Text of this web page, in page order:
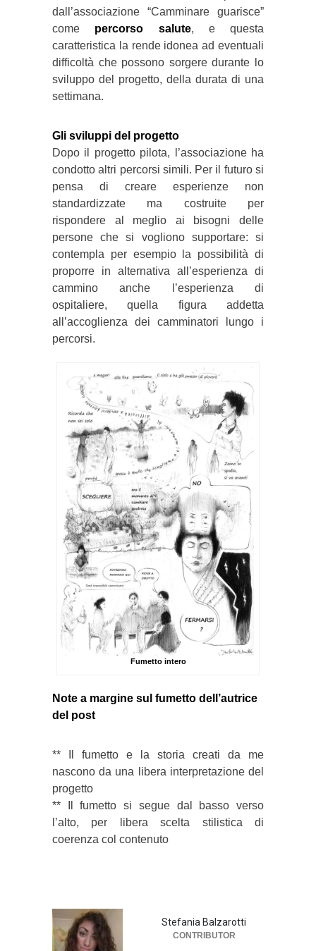
dall’associazione “Camminare guarisce”
come percorso salute, e questa
caratteristica la rende idonea ad eventuali
difficoltà che possono sorgere durante lo
sviluppo del progetto, della durata di una
settimana.
Gli sviluppi del progetto
Dopo il progetto pilota, l’associazione ha
condotto altri percorsi simili. Per il futuro si
pensa di creare esperienze non
standardizzate ma costruite per
rispondere al meglio ai bisogni delle
persone che si vogliono supportare: si
contempla per esempio la possibilità di
proporre in alternativa all’esperienza di
cammino anche l’esperienza di
ospitaliere, quella figura addetta
all’accoglienza dei camminatori lungo i
percorsi.
Fumetto intero
Note a margine sul fumetto dell’autrice
del post
** Il fumetto e la storia creati da me
nascono da una libera interpretazione del
progetto
** Il fumetto si segue dal basso verso
l’alto, per libera scelta stilistica di
coerenza col contenuto
Stefania Balzarotti
CONTRIBUTOR